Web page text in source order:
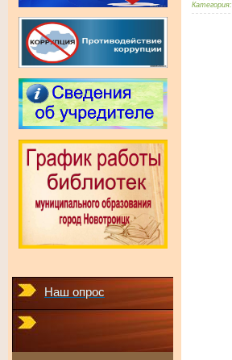
Наш опрос
Категория: